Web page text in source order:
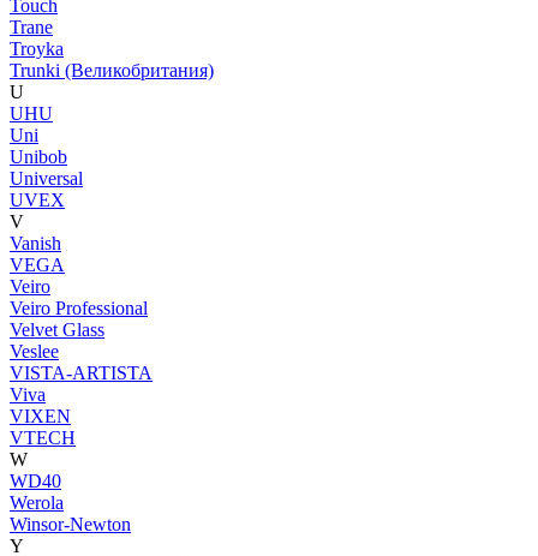
Touch
Trane
Troyka
Trunki (Великобритания)
U
UHU
Uni
Unibob
Universal
UVEX
V
Vanish
VEGA
Veiro
Veiro Professional
Velvet Glass
Veslee
VISTA-ARTISTA
Viva
VIXEN
VTECH
W
WD40
Werola
Winsor-Newton
Y